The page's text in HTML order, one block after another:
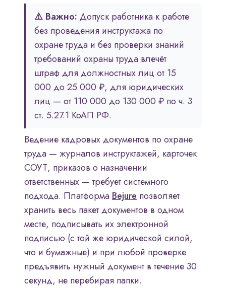
⚠️ Важно: Допуск работника к работе
без проведения инструктажа по
охране труда и без проверки знаний
требований охраны труда влечёт
штраф для должностных лиц от 15
000 до 25 000 ₽, для юридических
лиц — от 110 000 до 130 000 ₽ по ч. 3
ст. 5.27.1 КоАП РФ.
Ведение кадровых документов по охране
труда — журналов инструктажей, карточек
СОУТ, приказов о назначении
ответственных — требует системного
подхода. ПлатформаBejure позволяет
хранить весь пакет документов в одном
месте, подписывать их электронной
подписью (с той же юридической силой,
что и бумажные) и при любой проверке
предъявить нужный документ в течение 30
секунд, не перебирая папки.